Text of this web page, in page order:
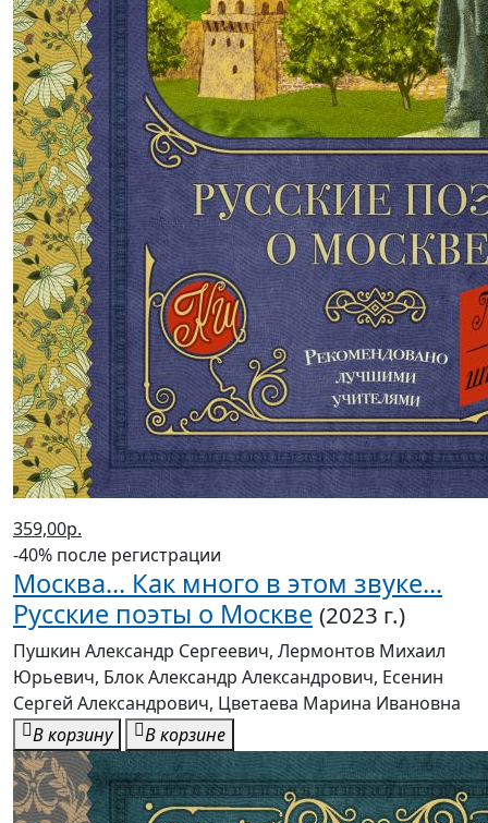
359,00р.
-40% после регистрации
Москва... Как много в этом звуке...
Русские поэты о Москве (2023 г.)
Пушкин Александр Сергеевич, Лермонтов Михаил
Юрьевич, Блок Александр Александрович, Есенин
Сергей Александрович, Цветаева Марина Ивановна
В корзину
В корзине